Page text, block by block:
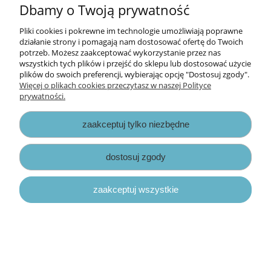
papier scrapbook Basic Grey - oliver
[ver2703]
2,70 zł
Cena regularna:3,90 zł
Najniższa cena:3,90 zł
do koszyka
promocja
Dbamy o Twoją prywatność
Pliki cookies i pokrewne im technologie umożliwiają poprawne
działanie strony i pomagają nam dostosować ofertę do Twoich
potrzeb. Możesz zaakceptować wykorzystanie przez nas
wszystkich tych plików i przejść do sklepu lub dostosować użycie
plików do swoich preferencji, wybierając opcję "Dostosuj zgody".
Więcej o plikach cookies przeczytasz w naszej Polityce
prywatności.
zaakceptuj tylko niezbędne
dostosuj zgody
zaakceptuj wszystkie